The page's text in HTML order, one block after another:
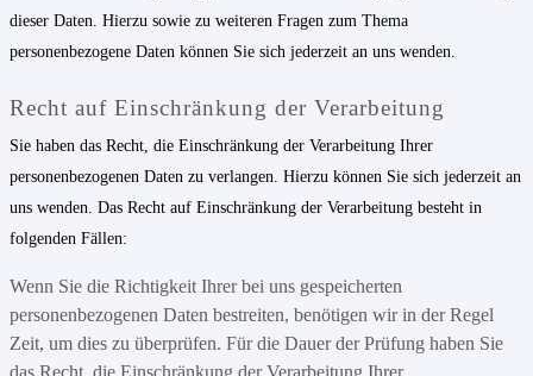
dieser Daten. Hierzu sowie zu weiteren Fragen zum Thema
personenbezogene Daten können Sie sich jederzeit an uns wenden.
Recht auf Einschränkung der Verarbeitung
Sie haben das Recht, die Einschränkung der Verarbeitung Ihrer
personenbezogenen Daten zu verlangen. Hierzu können Sie sich jederzeit an
uns wenden. Das Recht auf Einschränkung der Verarbeitung besteht in
folgenden Fällen:
Wenn Sie die Richtigkeit Ihrer bei uns gespeicherten
personenbezogenen Daten bestreiten, benötigen wir in der Regel
Zeit, um dies zu überprüfen. Für die Dauer der Prüfung haben Sie
das Recht, die Einschränkung der Verarbeitung Ihrer